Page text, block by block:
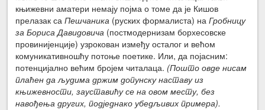
књижевни аматери немају појма о томе да је Кишов
прелазак саПешчаника (руских формалиста) наГробницу
за Бориса Давидовича (постмодернизам борхесовске
провинијенције) узрокован између осталог и већом
комуникативношћу потоње поетике. Или, да појасним:
потенцијално већим бројем читалаца. (Пошто овде нисам
плаћен да људима држим допунску наставу из
књижевности, зауставићу се на овом месту, без
навођења других, подједнако убедљивих примера).